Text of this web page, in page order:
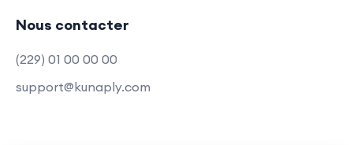
Nous contacter
(229) 01 00 00 00
support@kunaply.com